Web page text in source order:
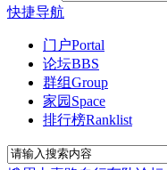
快捷导航
门户Portal
论坛BBS
群组Group
家园 Space
排行榜Ranklist